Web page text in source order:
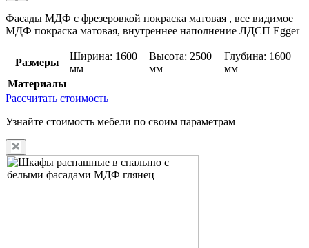
Фасады МДФ с фрезеровкой покраска матовая , все видимое
МДФ покраска матовая, внутреннее наполнение ЛДСП Egger
Размеры
Ширина: 1600
мм
Высота: 2500
мм
Глубина: 1600
мм
Материалы
Рассчитать стоимость
Узнайте стоимость мебели по своим параметрам